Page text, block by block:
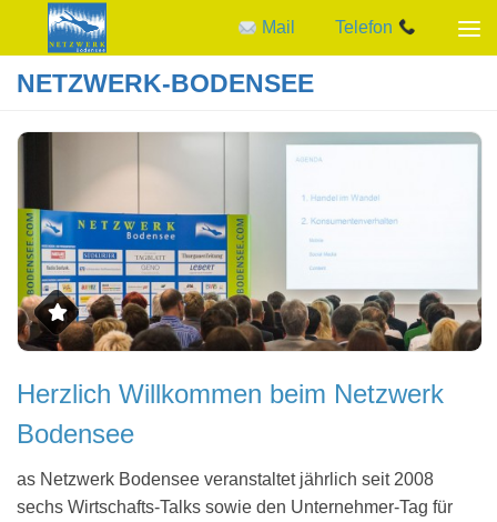
Zum Inhalt springen Mail Telefon
NETZWERK-BODENSEE
Herzlich Willkommen beim Netzwerk
Bodensee
as Netzwerk Bodensee veranstaltet jährlich seit 2008
sechs Wirtschafts-Talks sowie den Unternehmer-Tag für